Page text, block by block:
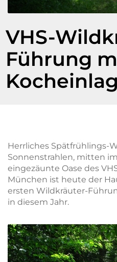
VHS-
Führung
Herrliches Spätfrühlings-
Sonnenstrahlen, mitten
eingezäunte Oase des
München ist heute der
ersten Wildkräuter-
in diesem Jahr.